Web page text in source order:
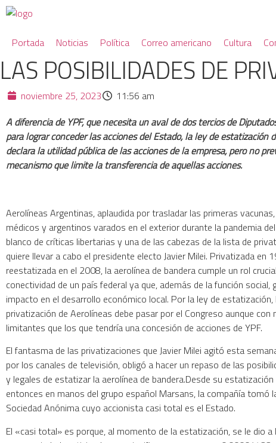
Portada Noticias Política Correo americano Cultura
LAS POSIBILIDADES DE
noviembre 25, 2023
11:56 am
A diferencia de YPF, que necesita un aval de dos tercios de
para lograr conceder las acciones del Estado, la ley de estatización
declara la utilidad pública de las acciones de la empresa, pero no
mecanismo que limite la transferencia de aquellas acciones.
Aerolíneas Argentinas, aplaudida por trasladar las primeras
médicos y argentinos varados en el exterior durante la pandemia
blanco de críticas libertarias y una de las cabezas de la lista de
quiere llevar a cabo el presidente electo Javier Milei. Privatizada en
reestatizada en el 2008, la aerolínea de bandera cumple un rol
conectividad de un país federal ya que, además de la función social,
impacto en el desarrollo económico local. Por la ley de estatización,
privatización de Aerolíneas debe pasar por el Congreso aunque con
limitantes que los que tendría una concesión de acciones de YPF.
El fantasma de las privatizaciones que Javier Milei agitó esta
por los canales de televisión, obligó a hacer un repaso de las
y legales de estatizar la aerolínea de bandera.Desde su
entonces en manos del grupo español Marsans, la compañía tomó
Sociedad Anónima cuyo accionista casi total es el Estado.
El «casi total» es porque, al momento de la estatización, se le dio a